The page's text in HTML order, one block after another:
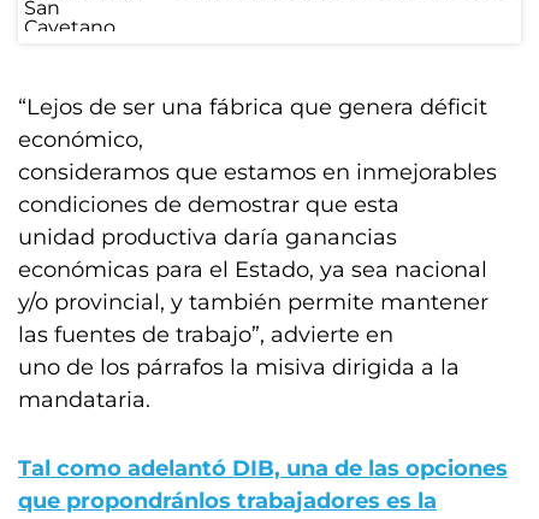
“Lejos de ser una fábrica que genera déficit
económico,
consideramos que estamos en inmejorables
condiciones de demostrar que esta
unidad productiva daría ganancias
económicas para el Estado, ya sea nacional
y/o provincial, y también permite mantener
las fuentes de trabajo”, advierte en
uno de los párrafos la misiva dirigida a la
mandataria.
Tal como adelantó DIB, una de las opciones
que propondránlos trabajadores es la